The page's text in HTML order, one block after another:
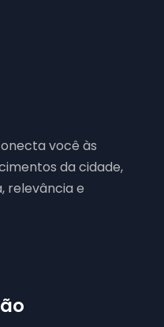
você às
da cidade,
relevância e